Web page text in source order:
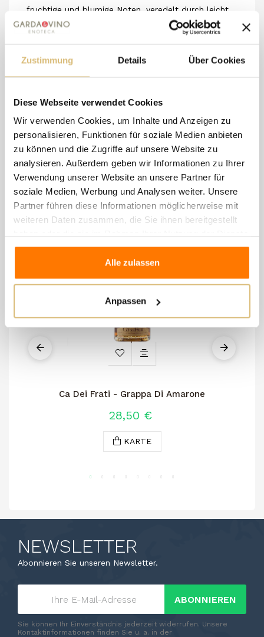
Zustimmung Details Über Cookies
Diese Webseite verwendet Cookies
Wir verwenden Cookies, um Inhalte und Anzeigen zu
personalisieren, Funktionen für soziale Medien anbieten
zu können und die Zugriffe auf unsere Website zu
analysieren. Außerdem geben wir Informationen zu Ihrer
Verwendung unserer Website an unsere Partner für
soziale Medien, Werbung und Analysen weiter. Unsere
Partner führen diese Informationen möglicherweise mit
weiteren Daten zusammen, die Sie ihnen bereitgestellt
gesammelt haben.
Alle zulassen
Anpassen
fruchtige und blumige Noten, veredelt durch leicht
würzige Empfindungen, die aus der Reifung im Holz
feinen und umhüllenden Schluck, in perfektem
Gleichgewicht von Geschmack und Geruch.
8 andere Artikel in der
gleichen Kategorie:
Ca Dei Frati - Grappa Di Amarone
28,50 €
KARTE
NEWSLETTER
Abonnieren Sie unseren Newsletter.
ABONNIEREN
Sie können Ihr Einverständnis jederzeit widerrufen. Unsere
Kontaktinformationen finden Sie u. a. in der